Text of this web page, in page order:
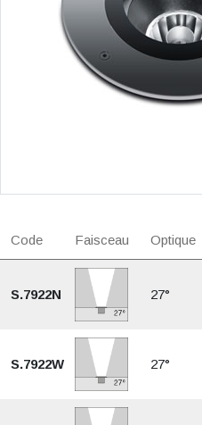
Code Faisceau Optique
S.7922N 27°
S.7922W 27°